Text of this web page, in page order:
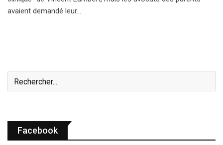
avaient demandé leur…
Facebook